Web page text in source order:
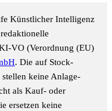
Künstlicher Intelligenz
VO (Verordnung (EU)
. Die auf Stock-
keine Anlage-
als Kauf- oder
ersetzen keine